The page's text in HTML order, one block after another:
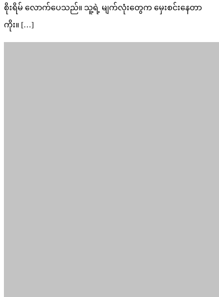
စိုးရိမ် လောက်ပေသည်။ သူ့ရဲ့ မျက်လုံးတွေက မှေးစင်းနေတာ
ကိုး။ […]